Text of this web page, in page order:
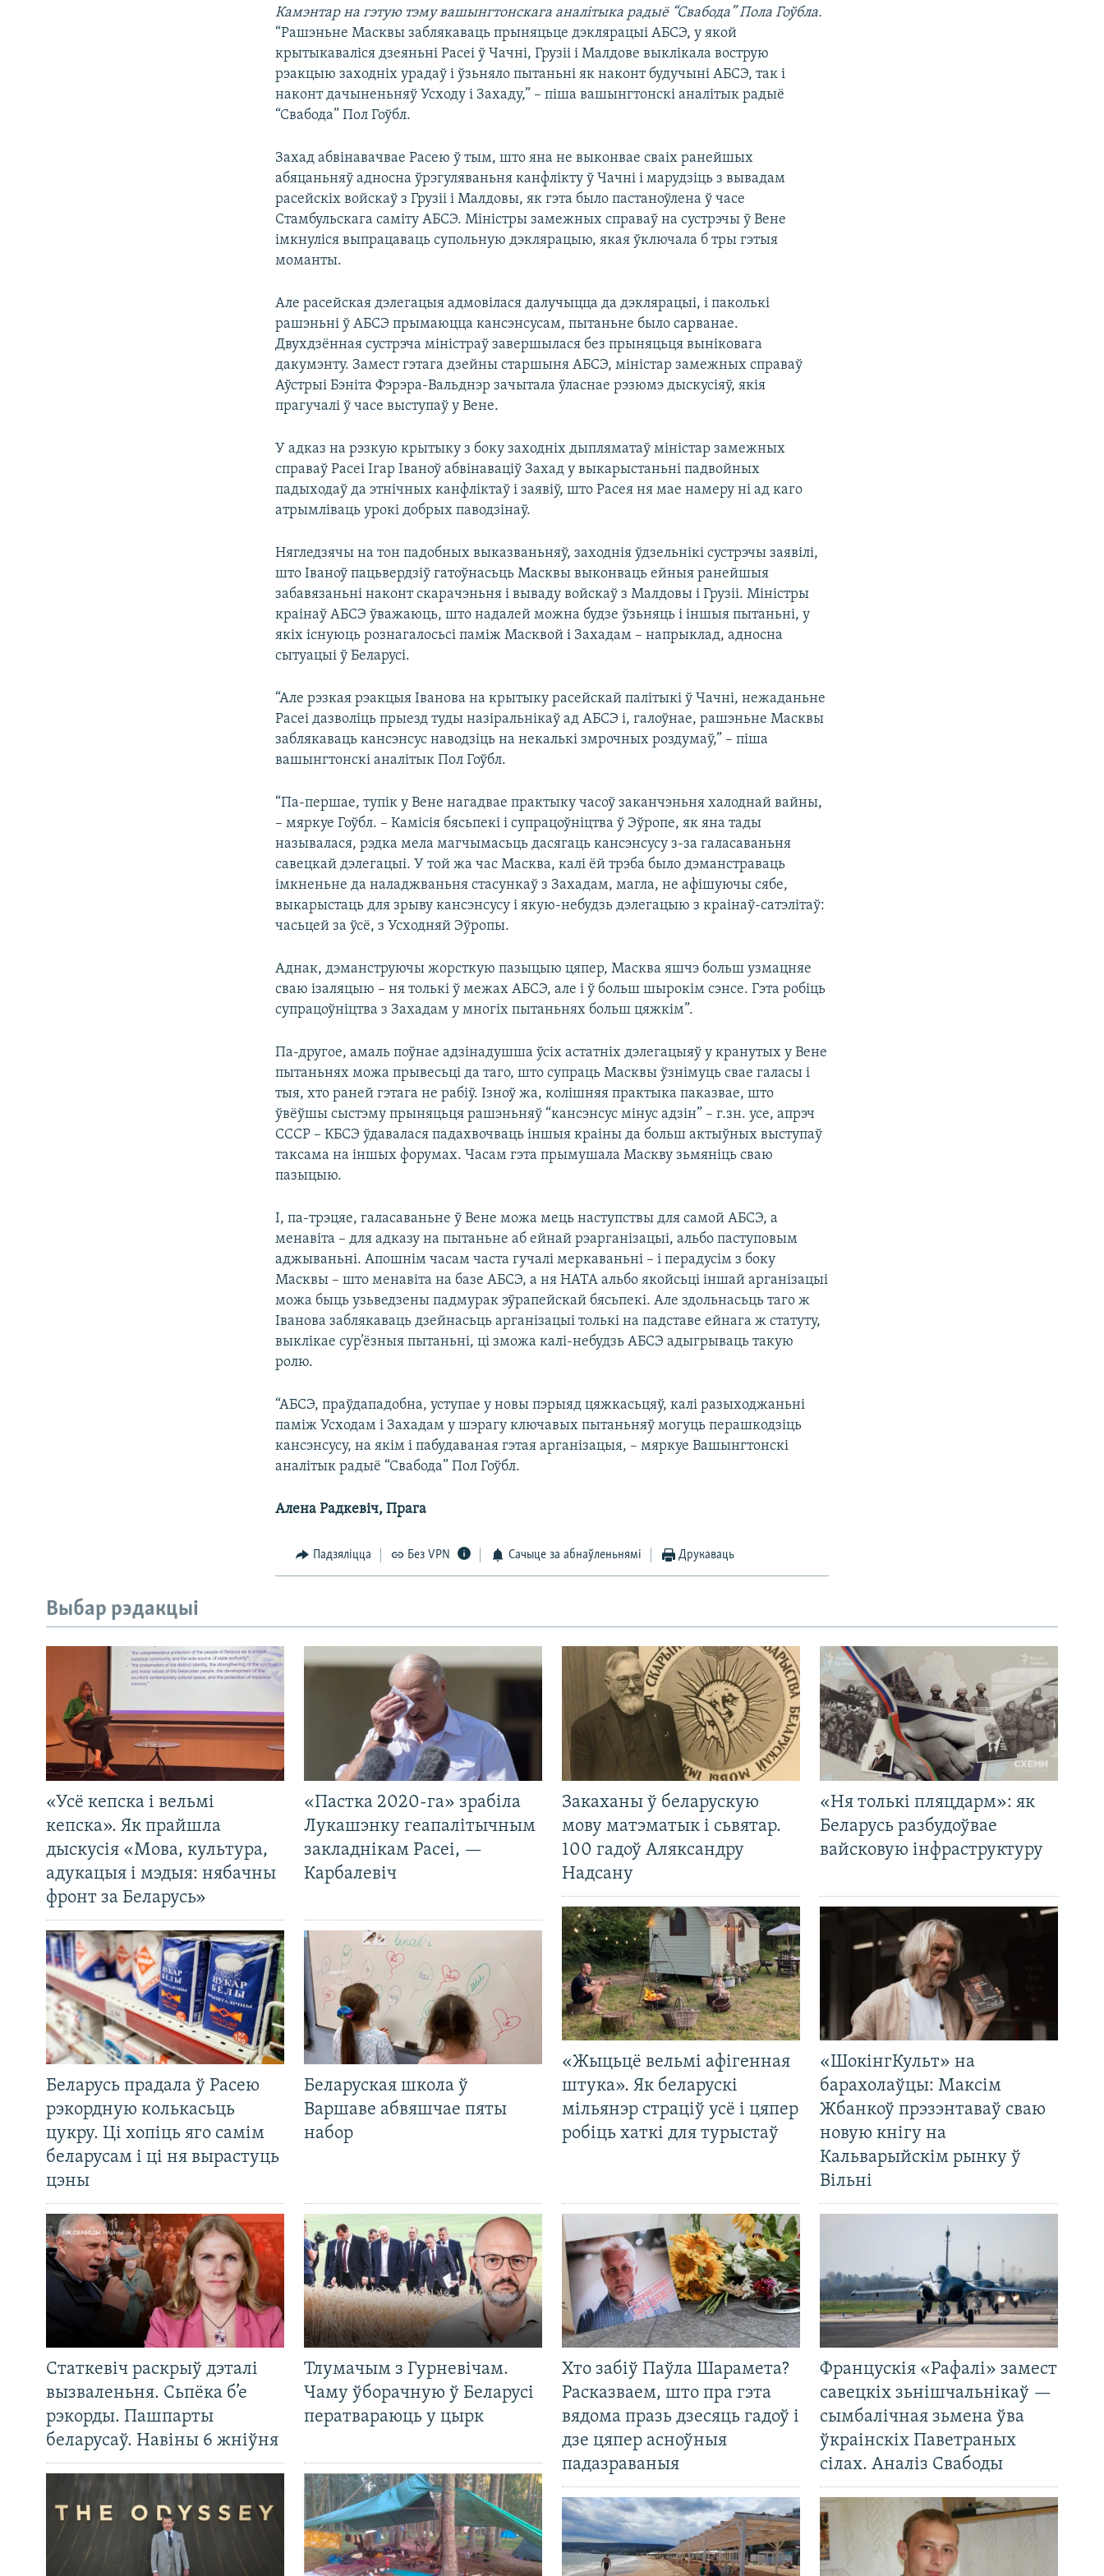
Камэнтар на гэтую тэму вашынгтонскага аналітыка радыё “Свабода” Пола Гоўбла.
“Рашэньне Масквы заблякаваць прыняцьце дэклярацыі АБСЭ, у якой
крытыкаваліся дзеяньні Расеі ў Чачні, Грузіі і Малдове выклікала вострую
рэакцыю заходніх урадаў і ўзьняло пытаньні як наконт будучыні АБСЭ, так і
наконт дачыненьняў Усходу і Захаду,” – піша вашынгтонскі аналітык радыё
“Свабода” Пол Гоўбл.
Захад абвінавачвае Расею ў тым, што яна не выконвае сваіх ранейшых
абяцаньняў адносна ўрэгуляваньня канфлікту ў Чачні і марудзіць з вывадам
расейскіх войскаў з Грузіі і Малдовы, як гэта было пастаноўлена ў часе
Стамбульскага саміту АБСЭ. Міністры замежных справаў на сустрэчы ў Вене
імкнуліся выпрацаваць супольную дэклярацыю, якая ўключала б тры гэтыя
моманты.
Але расейская дэлегацыя адмовілася далучыцца да дэклярацыі, і паколькі
рашэньні ў АБСЭ прымаюцца кансэнсусам, пытаньне было сарванае.
Двухдзённая сустрэча міністраў завершылася без прыняцьця выніковага
дакумэнту. Замест гэтага дзейны старшыня АБСЭ, міністар замежных справаў
Аўстрыі Бэніта Фэрэра-Вальднэр зачытала ўласнае рэзюмэ дыскусіяў, якія
прагучалі ў часе выступаў у Вене.
У адказ на рэзкую крытыку з боку заходніх дыпляматаў міністар замежных
справаў Расеі Ігар Іваноў абвінаваціў Захад у выкарыстаньні падвойных
падыходаў да этнічных канфліктаў і заявіў, што Расея ня мае намеру ні ад каго
атрымліваць урокі добрых паводзінаў.
Нягледзячы на тон падобных выказваньняў, заходнія ўдзельнікі сустрэчы заявілі,
што Іваноў пацьвердзіў гатоўнасьць Масквы выконваць ейныя ранейшыя
забавязаньні наконт скарачэньня і вываду войскаў з Малдовы і Грузіі. Міністры
краінаў АБСЭ ўважаюць, што надалей можна будзе ўзьняць і іншыя пытаньні, у
якіх існуюць рознагалосьсі паміж Масквой і Захадам – напрыклад, адносна
сытуацыі ў Беларусі.
“Але рэзкая рэакцыя Іванова на крытыку расейскай палітыкі ў Чачні, нежаданьне
Расеі дазволіць прыезд туды назіральнікаў ад АБСЭ і, галоўнае, рашэньне Масквы
заблякаваць кансэнсус наводзіць на некалькі змрочных роздумаў,” – піша
вашынгтонскі аналітык Пол Гоўбл.
“Па-першае, тупік у Вене нагадвае практыку часоў заканчэньня халоднай вайны,
– мяркуе Гоўбл. – Камісія бясьпекі і супрацоўніцтва ў Эўропе, як яна тады
называлася, рэдка мела магчымасьць дасягаць кансэнсусу з-за галасаваньня
савецкай дэлегацыі. У той жа час Масква, калі ёй трэба было дэманстраваць
імкненьне да наладжваньня стасункаў з Захадам, магла, не афішуючы сябе,
выкарыстаць для зрыву кансэнсусу і якую-небудзь дэлегацыю з краінаў-сатэлітаў:
часьцей за ўсё, з Усходняй Эўропы.
Аднак, дэманструючы жорсткую пазыцыю цяпер, Масква яшчэ больш узмацняе
сваю ізаляцыю – ня толькі ў межах АБСЭ, але і ў больш шырокім сэнсе. Гэта робіць
супрацоўніцтва з Захадам у многіх пытаньнях больш цяжкім”.
Па-другое, амаль поўнае адзінадушша ўсіх астатніх дэлегацыяў у кранутых у Вене
пытаньнях можа прывесьці да таго, што супраць Масквы ўзнімуць свае галасы і
тыя, хто раней гэтага не рабіў. Ізноў жа, колішняя практыка паказвае, што
ўвёўшы сыстэму прыняцьця рашэньняў “кансэнсус мінус адзін” – г.зн. усе, апрэч
СССР – КБСЭ ўдавалася падахвочваць іншыя краіны да больш актыўных выступаў
таксама на іншых форумах. Часам гэта прымушала Маскву зьмяніць сваю
пазыцыю.
І, па-трэцяе, галасаваньне ў Вене можа мець наступствы для самой АБСЭ, а
менавіта – для адказу на пытаньне аб ейнай рэарганізацыі, альбо паступовым
аджываньні. Апошнім часам часта гучалі меркаваньні – і перадусім з боку
Масквы – што менавіта на базе АБСЭ, а ня НАТА альбо якойсьці іншай арганізацыі
можа быць узьведзены падмурак эўрапейскай бясьпекі. Але здольнасьць таго ж
Іванова заблякаваць дзейнасьць арганізацыі толькі на падставе ейнага ж статуту,
выклікае сур’ёзныя пытаньні, ці зможа калі-небудзь АБСЭ адыгрываць такую
ролю.
“АБСЭ, праўдападобна, уступае у новы пэрыяд цяжкасьцяў, калі разыходжаньні
паміж Усходам і Захадам у шэрагу ключавых пытаньняў могуць перашкодзіць
кансэнсусу, на якім і пабудаваная гэтая арганізацыя, – мяркуе Вашынгтонскі
аналітык радыё “Свабода” Пол Гоўбл.
Алена Радкевіч, Прага
Падзяліцца Без VPN Сачыце за абнаўленьнямі Друкаваць
Выбар рэдакцыі
«Усё кепска і вельмі
кепска». Як прайшла
дыскусія «Мова, культура,
адукацыя і мэдыя: нябачны
фронт за Беларусь»
«Пастка 2020-га» зрабіла
Лукашэнку геапалітычным
закладнікам Расеі, —
Карбалевіч
Беларусь прадала ў Расею
рэкордную колькасьць
цукру. Ці хопіць яго самім
беларусам і ці ня вырастуць
цэны
Беларуская школа ў
Варшаве абвяшчае пяты
набор
Статкевіч раскрыў дэталі
вызваленьня. Сьпёка б’е
рэкорды. Пашпарты
беларусаў. Навіны 6 жніўня
Тлумачым з Гурневічам.
Чаму ўборачную ў Беларусі
ператвараюць у цырк
Закаханы ў беларускую
мову матэматык і сьвятар.
100 гадоў Аляксандру
Надсану
«Ня толькі пляцдарм»: як
Беларусь разбудоўвае
вайсковую інфраструктуру
«Жыцьцё вельмі афігенная
штука». Як беларускі
мільянэр страціў усё і цяпер
робіць хаткі для турыстаў
«ШокінгКульт» на
барахолаўцы: Максім
Жбанкоў прэзэнтаваў сваю
новую кнігу на
Кальварыйскім рынку ў
Вільні
Хто забіў Паўла Шарамета?
Расказваем, што пра гэта
вядома празь дзесяць гадоў і
дзе цяпер асноўныя
падазраваныя
Францускія «Рафалі» замест
савецкіх зьнішчальнікаў —
сымбалічная зьмена ўва
ўкраінскіх Паветраных
сілах. Аналіз Свабоды